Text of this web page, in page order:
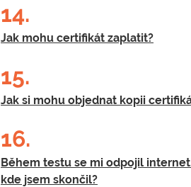
14.
Jak mohu certifikát zaplatit?
15.
Jak si mohu objednat kopii
16.
Během testu se mi odpojil
kde jsem skončil?